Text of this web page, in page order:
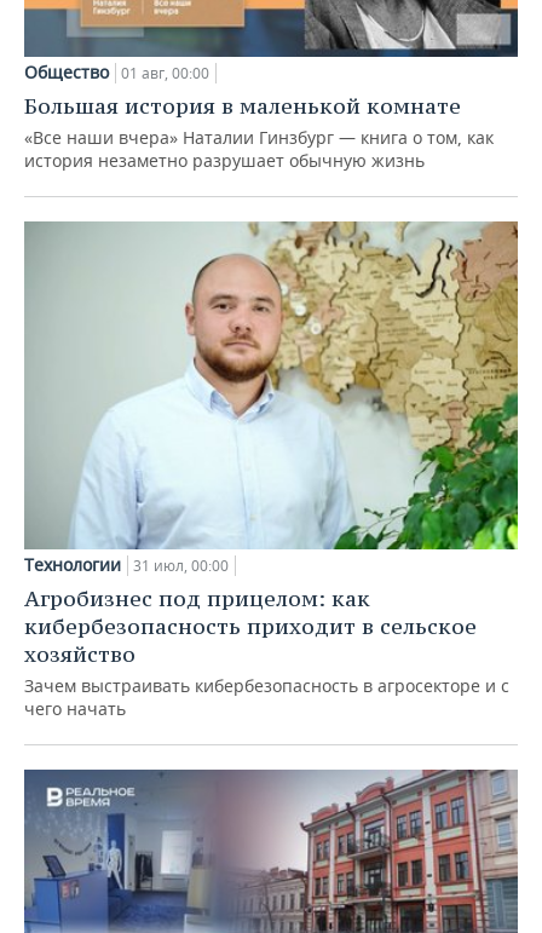
Общество 01 авг, 00:00
Большая история в маленькой комнате
«Все наши вчера» Наталии Гинзбург — книга о том, как
история незаметно разрушает обычную жизнь
Технологии 31 июл, 00:00
Агробизнес под прицелом: как
кибербезопасность приходит в сельское
хозяйство
Зачем выстраивать кибербезопасность в агросекторе и с
чего начать